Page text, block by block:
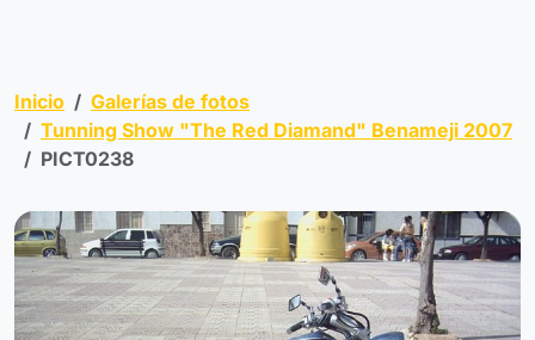
Inicio
Galerías de fotos
Tunning Show "The Red Diamand" Benameji 2007
PICT0238